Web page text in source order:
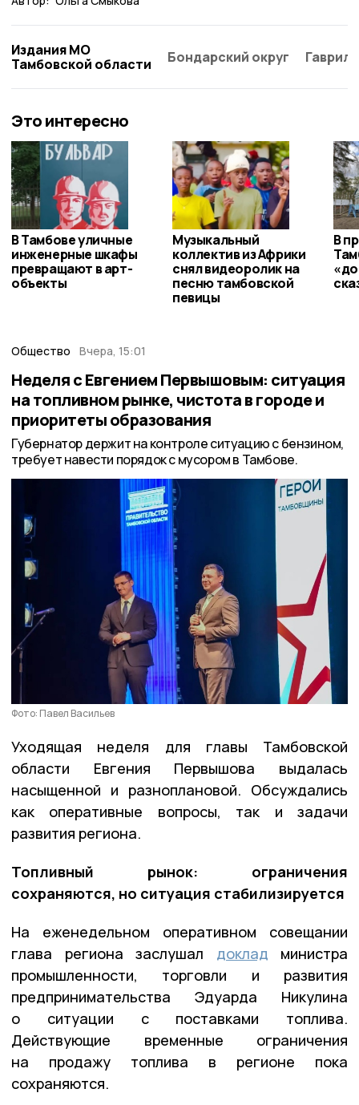
Издания МО
Тамбовской области
Бондарский округ
Это интересно
В Тамбове уличные
инженерные шкафы
превращают в арт-
объекты
Музыкальный
коллектив из Африки
снял видеоролик на
песню тамбовской
певицы
В
Общество Вчера, 15:01
Неделя с Евгением Первышовым: ситуация
на топливном рынке, чистота в городе и
приоритеты образования
Губернатор держит на контроле ситуацию с бензином,
требует навести порядок с мусором в Тамбове.
Фото: Павел Васильев
Уходящая неделя для главы Тамбовской
области Евгения Первышова выдалась
насыщенной и разноплановой. Обсуждались
как оперативные вопросы, так и задачи
развития региона.
Топливный рынок: ограничения
сохраняются, но ситуация стабилизируется
На еженедельном оперативном совещании
глава региона заслушал доклад министра
промышленности, торговли и развития
предпринимательства Эдуарда Никулина
о ситуации с поставками топлива.
Действующие временные ограничения
на продажу топлива в регионе пока
сохраняются.